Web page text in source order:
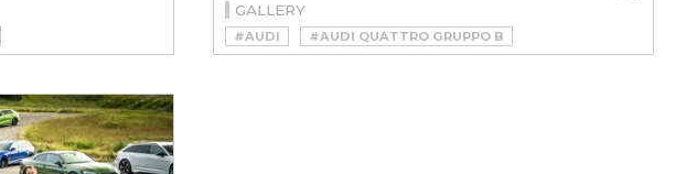
gran fascino. E infatti...
GALLERY
#AUDI
#AUDI QUATTRO GRUPPO B
#AUDI SPORT
#GRUPPO B #QUATTRO